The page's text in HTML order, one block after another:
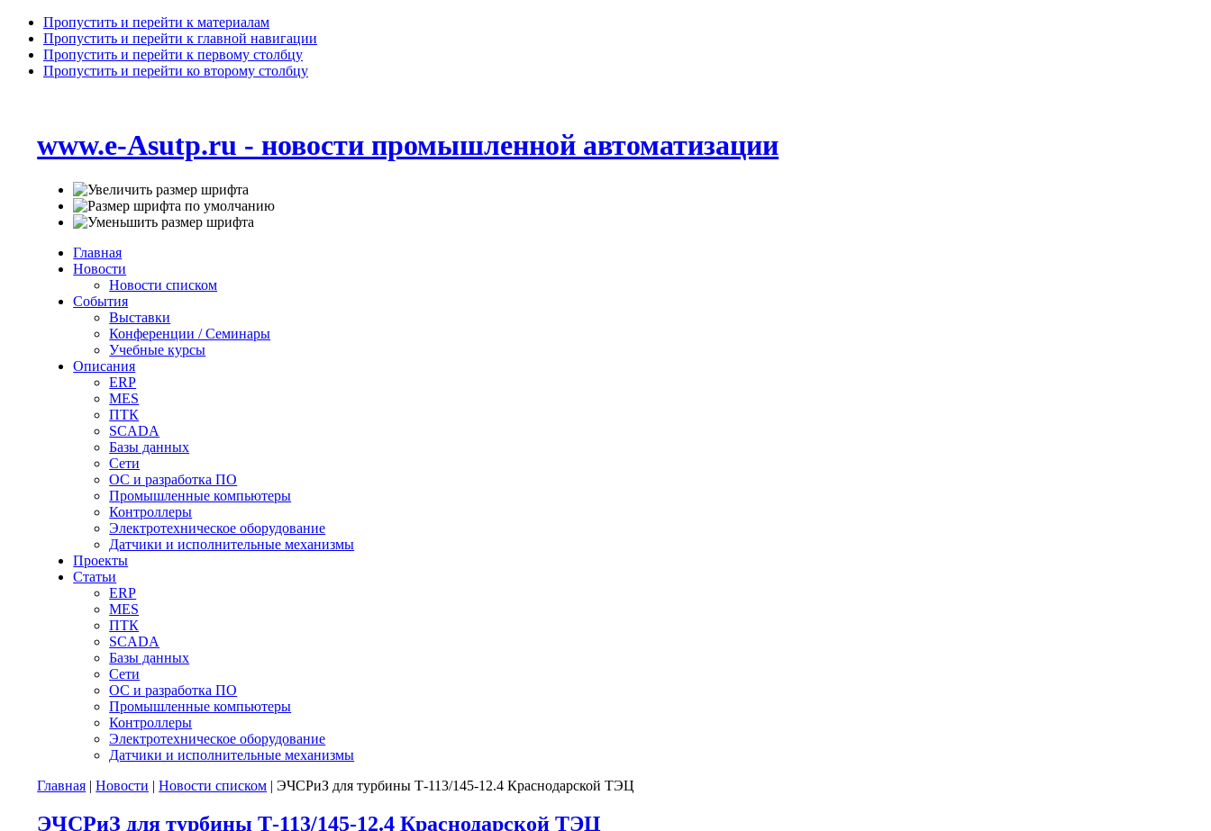
Пропустить и перейти к материалам
Пропустить и перейти к главной навигации
Пропустить и перейти к первому столбцу
Пропустить и перейти ко второму столбцу
www.e-Asutp.ru - новости промышленной автоматизации
Главная
Новости
Новости списком
События
Выставки
Конференции / Семинары
Учебные курсы
Описания
ERP
MES
ПТК
SCADA
Базы данных
Сети
ОС и разработка ПО
Промышленные компьютеры
Контроллеры
Электротехническое оборудование
Датчики и исполнительные механизмы
Проекты
Статьи
ERP
MES
ПТК
SCADA
Базы данных
Сети
ОС и разработка ПО
Промышленные компьютеры
Контроллеры
Электротехническое оборудование
Датчики и исполнительные механизмы
Главная |Новости |Новости списком | ЭЧСРиЗ для турбины Т-113/145-12.4 Краснодарской ТЭЦ
ЭЧСРиЗ для турбины Т-113/145-12.4 Краснодарской ТЭЦ